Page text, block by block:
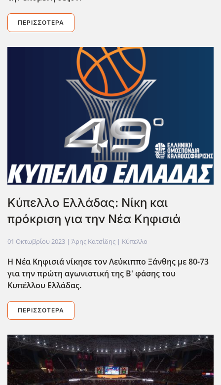
ΠΕΡΙΣΣΌΤΕΡΑ
Κύπελλο Ελλάδας: Νίκη και
πρόκριση για την Νέα Κηφισιά
01 Οκτωβρίου 2023 | Άρης Κατσίδης | Κύπελλο
Η Νέα Κηφισιά νίκησε τον Λεύκιππο Ξάνθης με 80-73
για την πρώτη αγωνιστική της Β' φάσης του
Κυπέλλου Ελλάδας.
ΠΕΡΙΣΣΌΤΕΡΑ